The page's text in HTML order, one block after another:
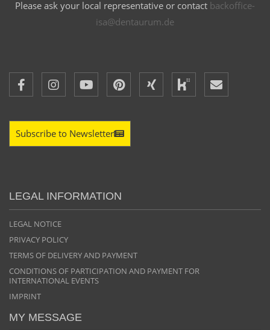
DT HECTOR ALVAREZ LORENZO
ZT STEPHAN WENG
DT HECTOR ALVAREZ LORENZO
MDT. VOLKER WETZEL
Please ask your local representative or contact backoffice-
isa@dentaurum.de
Subscribe to Newsletter
LEGAL INFORMATION
LEGAL NOTICE
PRIVACY POLICY
TERMS OF DELIVERY AND PAYMENT
CONDITIONS OF PARTICIPATION AND PAYMENT FOR
INTERNATIONAL EVENTS
IMPRINT
MY MESSAGE